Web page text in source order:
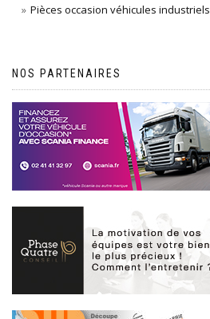
Pièces occasion véhicules industriels
NOS PARTENAIRES